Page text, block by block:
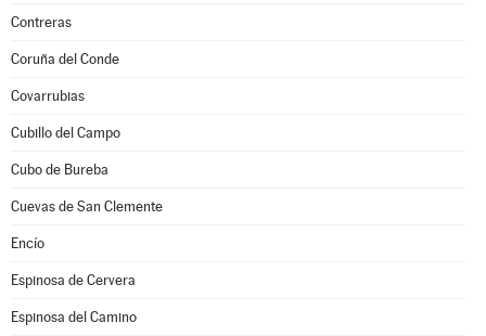
Contreras
Coruña del Conde
Covarrubias
Cubillo del Campo
Cubo de Bureba
Cuevas de San Clemente
Encío
Espinosa de Cervera
Espinosa del Camino